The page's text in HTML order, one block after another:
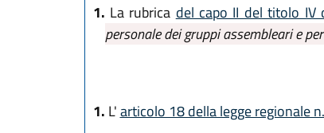
1. La rubrica del capo II del titolo IV
personale dei gruppi assembleari e
1. L'articolo 18 della legge regionale